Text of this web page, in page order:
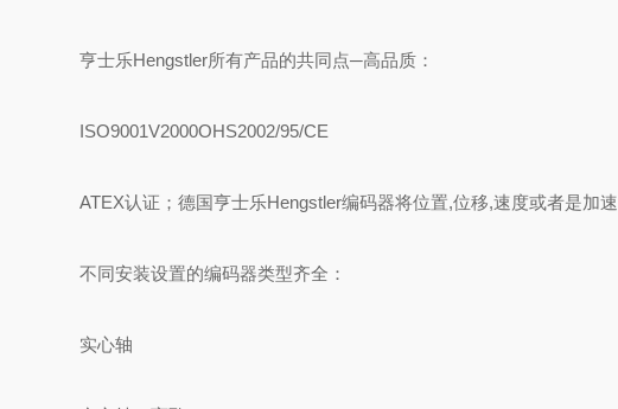
亨士乐Hengstler所有产品的共同点─高品质：
ISO9001V2000OHS2002/95/CE
ATEX认证；德国亨士乐Hengstler编码器将位置,位移,速度或者是加
不同安装设置的编码器类型齐全：
实心轴